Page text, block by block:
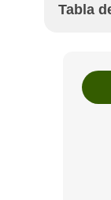
Tabla
En